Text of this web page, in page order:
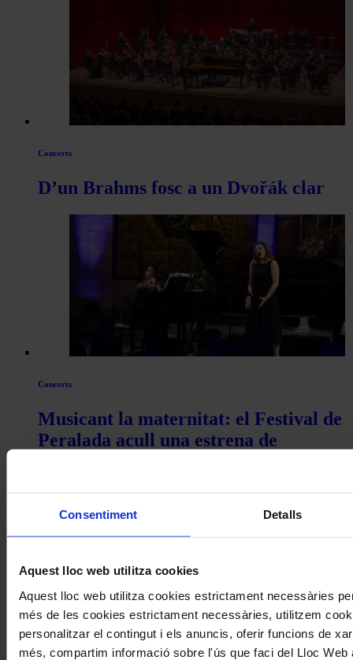
Consentiment Detalls
Aquest lloc web utilitza cookies
Aquest lloc web utilitza cookies estrictament necessàries
més de les cookies estrictament necessàries, utilitzem
personalitzar el contingut i els anuncis, oferir funcions de
més, compartim informació sobre l'ús que faci del Lloc Web
Concerts
D’un Brahms fosc a un Dvořák clar
Concerts
Musicant la maternitat: el Festival de
Peralada acull una estrena de
Coneix la nostra publicació
Descomptes a altres cicles de concerts col·laboradors